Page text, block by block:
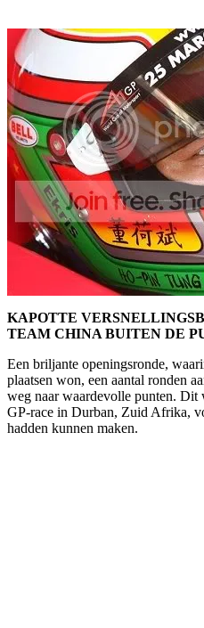
KAPOTTE
TEAM CHINA BUITEN DE
Een briljante openingsronde,
plaatsen won, een aantal ronden
weg naar waardevolle punten. Dit
GP-race in Durban, Zuid Afrika,
hadden kunnen maken.